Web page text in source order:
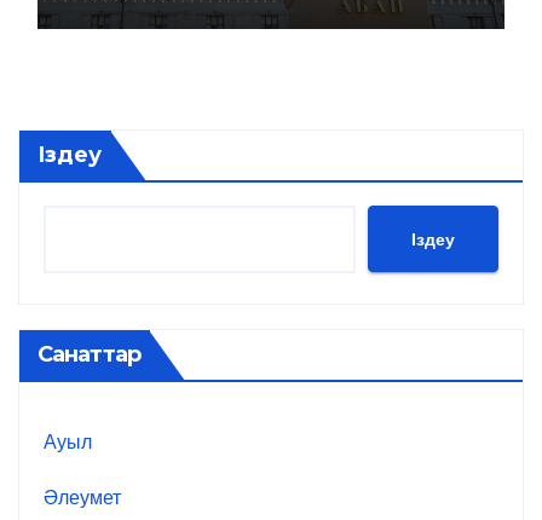
Іздеу
Іздеу
Санаттар
Ауыл
Әлеумет